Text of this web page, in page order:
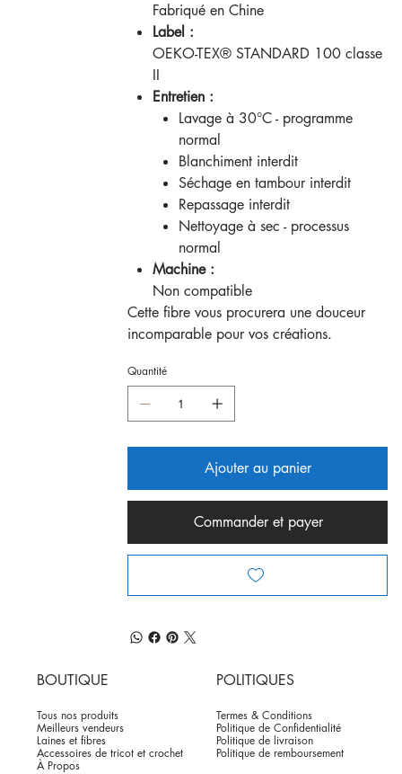
Fabriqué en Chine
Label :
OEKO-TEX® STANDARD 100 classe
II
Entretien :
Lavage à 30°C - programme
normal
Blanchiment interdit
Séchage en tambour interdit
Repassage interdit
Nettoyage à sec - processus
normal
Machine :
Non compatible
Cette fibre vous procurera une douceur
incomparable pour vos créations.
Quantité
Ajouter au panier
Commander et payer
BOUTIQUE
Tous nos produits
Meilleurs vendeurs
Laines et fibres
Accessoires de tricot et crochet
À Propos
POLITIQUES
Termes & Conditions
Politique de Confidentialité
Politique de livraison
Politique de remboursement